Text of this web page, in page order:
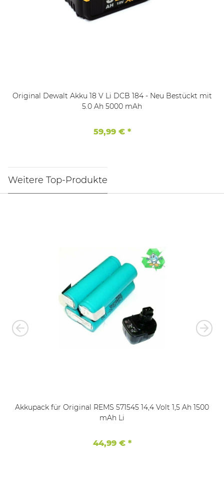
Original Dewalt Akku 18 V Li DCB 184 - Neu Bestückt mit
5.0 Ah 5000 mAh
59,99 € *
Weitere Top-Produkte
Akkupack für Original REMS 571545 14,4 Volt 1,5 Ah 1500
mAh Li
44,99 € *